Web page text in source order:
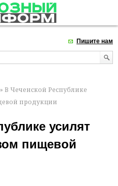
Пишите нам
» В Чеченской Республике
продукции
усилят
пищевой